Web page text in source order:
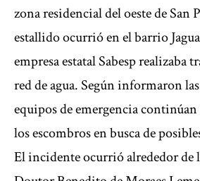
zona residencial del oeste de San
estallido ocurrió en el barrio
empresa estatal Sabesp realizaba
red de agua. Según informaron
equipos de emergencia
los escombros en busca de
El incidente ocurrió alrededor de